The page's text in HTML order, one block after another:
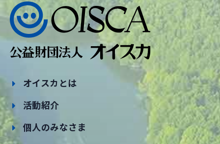
オイスカとは
活動紹介
個人のみなさま